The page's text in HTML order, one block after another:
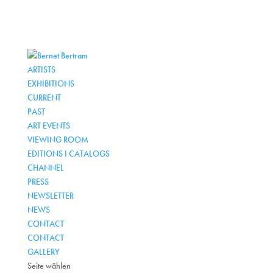
ARTISTS
EXHIBITIONS
CURRENT
PAST
ART EVENTS
VIEWING ROOM
EDITIONS I CATALOGS
CHANNEL
PRESS
NEWSLETTER
NEWS
CONTACT
CONTACT
GALLERY
Seite wählen